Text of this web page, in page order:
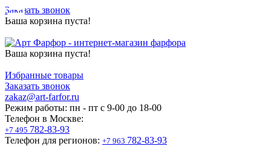
Заказать звонок
Ваша корзина пуста!
Ваша корзина пуста!
Избранные товары
Заказать звонок
zakaz@art-farfor.ru
Режим работы: пн - пт c 9-00 до 18-00
Телефон в Москве:
+7 495 782-83-93
Телефон для регионов: +7 963 782-83-93